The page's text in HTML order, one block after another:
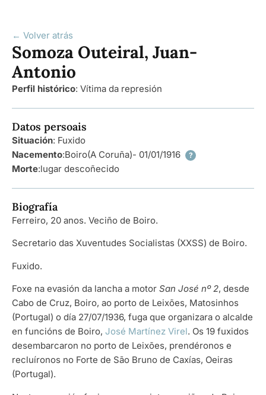
← Volver atrás
Somoza Outeiral, Juan-
Antonio
Perfil histórico: Vítima da represión
Datos persoais
Situación: Fuxido
Nacemento:Boiro(A Coruña)- 01/01/1916 ?
Morte:lugar descoñecido
Biografía
Ferreiro, 20 anos. Veciño de Boiro.
Secretario das Xuventudes Socialistas (XXSS) de Boiro.
Fuxido.
Foxe na evasión da lancha a motor San José nº 2, desde
Cabo de Cruz, Boiro, ao porto de Leixões, Matosinhos
(Portugal) o día 27/07/1936, fuga que organizara o alcalde
en funcións de Boiro, José Martínez Virel. Os 19 fuxidos
desembarcaron no porto de Leixões, prendéronos e
recluíronos no Forte de São Bruno de Caxías, Oeiras
(Portugal).